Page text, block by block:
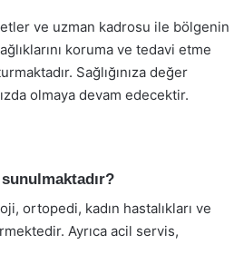
ve uzman kadrosu ile bölgenin
koruma ve tedavi etme
Sağlığınıza değer
olmaya devam edecektir.
ortopedi, kadın hastalıkları ve
Ayrıca acil servis,